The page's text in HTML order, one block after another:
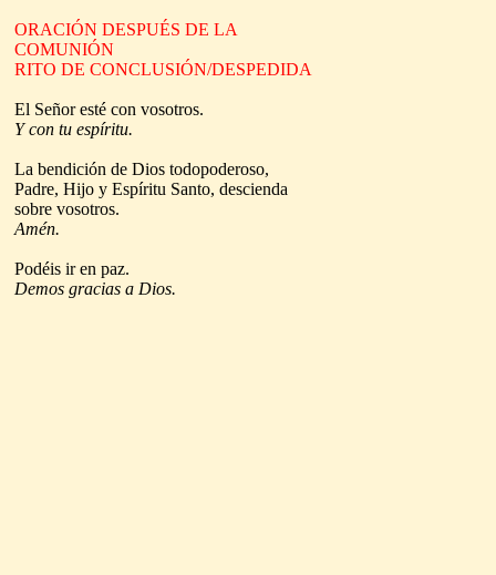
ORACIÓN DESPUÉS DE LA
COMUNIÓN
RITO DE CONCLUSIÓN/DESPEDIDA
El Señor esté con vosotros.
Y con tu espíritu.
La bendición de Dios todopoderoso,
Padre, Hijo y Espíritu Santo, descienda
sobre vosotros.
Amén.
Podéis ir en paz.
Demos gracias a Dios.